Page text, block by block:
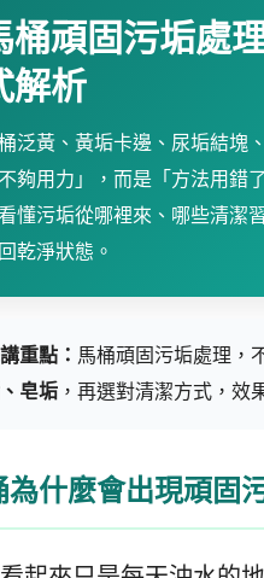
桶頑固污垢處
解析
泛黃、黃垢卡邊、尿垢結塊
夠用力」，而是「方法用錯
懂污垢從哪裡來、哪些清潔
乾淨狀態。
重點： 馬桶頑固污垢處理，
皂垢 ，再選對清潔方式，效
為什麼會出現頑固